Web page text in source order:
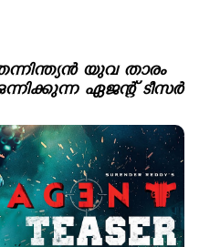
യുവ താരം
ഏജന്റ് ടീസർ